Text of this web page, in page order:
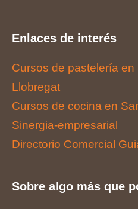
Enlaces de interés
Cursos de pastelería en
Llobregat
Cursos de cocina en
Sinergia-empresarial
Directorio Comercial
Sobre algo más que